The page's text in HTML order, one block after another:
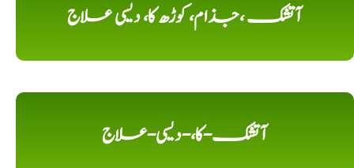
آتشک ،جذام، کوڑھ کا، دیسی علاج
آتشک-کا،-دیسی-علاج